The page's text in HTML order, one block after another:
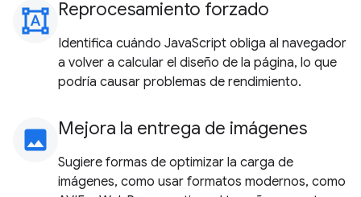
format_shapes Reprocesamiento forzado
Identifica cuándo JavaScript obliga al navegador
a volver a calcular el diseño de la página, lo que
podría causar problemas de rendimiento.
image Mejora la entrega de imágenes
Sugiere formas de optimizar la carga de
imágenes, como usar formatos modernos, como